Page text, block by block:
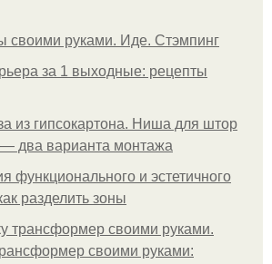
своими руками. Иде. Стэмпинг
за 1 выходные: рецепты
из гипсокартона. Ниша для штор
— два варианта монтажа
функционального и эстетичного
разделить зоны
трансформер своими руками.
своими руками: